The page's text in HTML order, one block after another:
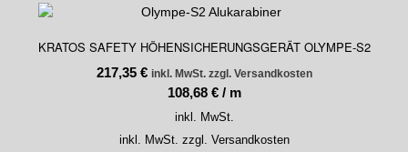
KRATOS SAFETY HÖHENSICHERUNGSGERÄT OLYMPE-S2
217,35 € inkl. MwSt. zzgl. Versandkosten
108,68 €/ m
inkl. MwSt.
inkl. MwSt. zzgl. Versandkosten